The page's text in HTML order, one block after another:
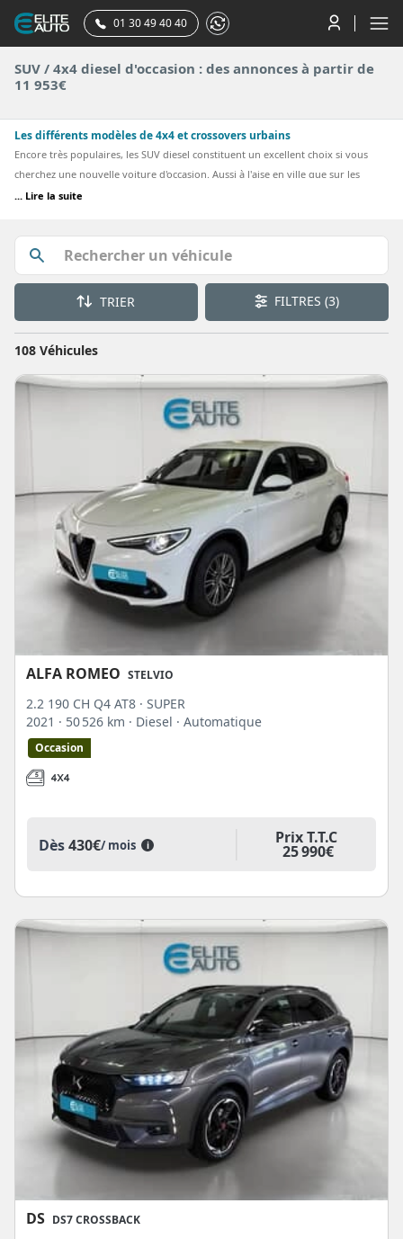
01 30 49 40 40
SUV / 4x4 diesel d'occasion : des annonces à partir de
11 953€
Les différents modèles de 4x4 et crossovers urbains
Encore très populaires, les SUV diesel constituent un excellent choix si vous
cherchez une nouvelle voiture d'occasion. Aussi à l'aise en ville que sur les
grands axes routiers, les SUV représentent une part importante du marché
prix attractifs. Les SUV (Sport Utility Vehicle) désignent de grands véhicules
parfaitement adaptés à nos nouvelles habitudes de conduite. Les modèles les
plus récents sont confortables et bénéficient des meilleurs équipements. Ils
sont dotés des dernières technologies disponibles sur le marché automobile.
On peut notamment citer le GPS intégré ou la caméra de recul.
Les SUV classiques se distinguent par leur garde au sol élevée et leur assise
haute. Grâce à leur bonne habitabilité, ils sont très appréciés des familles qui
ont besoin d'une voiture spacieuse et confortable. Ils disposent d'un grand
coffre très utile pour faire les courses ou partir en vacances. Ils sont
généralement plus chers que les crossovers urbains. Un crossover ressemble
fortement à un SUV, notamment en termes de design et de puissance. Il se
rapproche également de la berline familiale avec ses dimensions compactes. Ce
type de véhicule est de plus en plus populaire grâce à son adaptabilité et son
aspect pratique. Il s'adapte très bien à une conduite urbaine et aux longs
trajets. Il y a enfin les 4x4, aussi appelés véhicules tout-terrain. Ils sont
facilement reconnaissables avec leur silhouette cubique et leur look baroudeur.
Ils disposent généralement d'une transmission intégrale avec quatre roues
motrices. Cela leur permet d'aller sur des routes difficiles d'accès, de franchir
des obstacles et de gravir des pentes raides.
... Lire la suite
TRIER FILTRES(3)
108 Véhicules
ALFA ROMEO STELVIO
2.2 190 CH Q4 AT8 · SUPER
2021 · 50 526 km · Diesel · Automatique
Occasion
Dès430€/ mois i Prix T.T.C
25 990€
DS DS7 CROSSBACK